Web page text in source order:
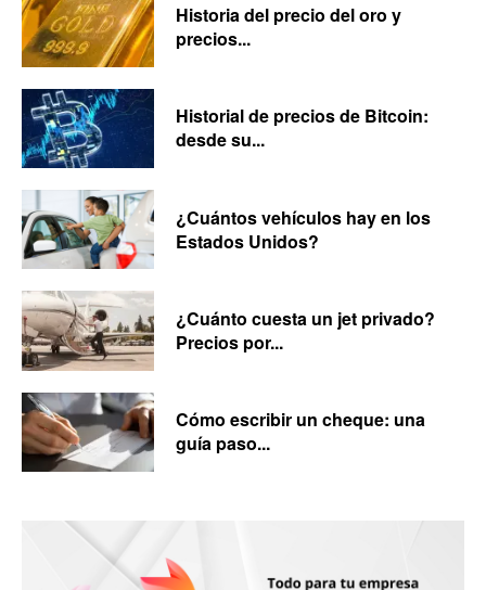
Historia del precio del oro y
precios...
Historial de precios de Bitcoin:
desde su...
¿Cuántos vehículos hay en los
Estados Unidos?
¿Cuánto cuesta un jet privado?
Precios por...
Cómo escribir un cheque: una
guía paso...